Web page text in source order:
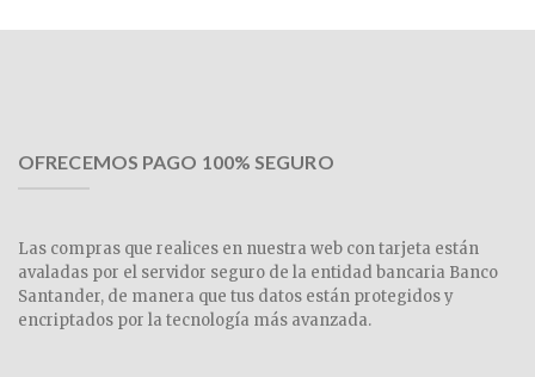
OFRECEMOS PAGO 100% SEGURO
Las compras que realices en nuestra web con tarjeta están
avaladas por el servidor seguro de la entidad bancaria Banco
Santander, de manera que tus datos están protegidos y
encriptados por la tecnología más avanzada.